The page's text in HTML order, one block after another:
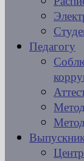
Педагогу